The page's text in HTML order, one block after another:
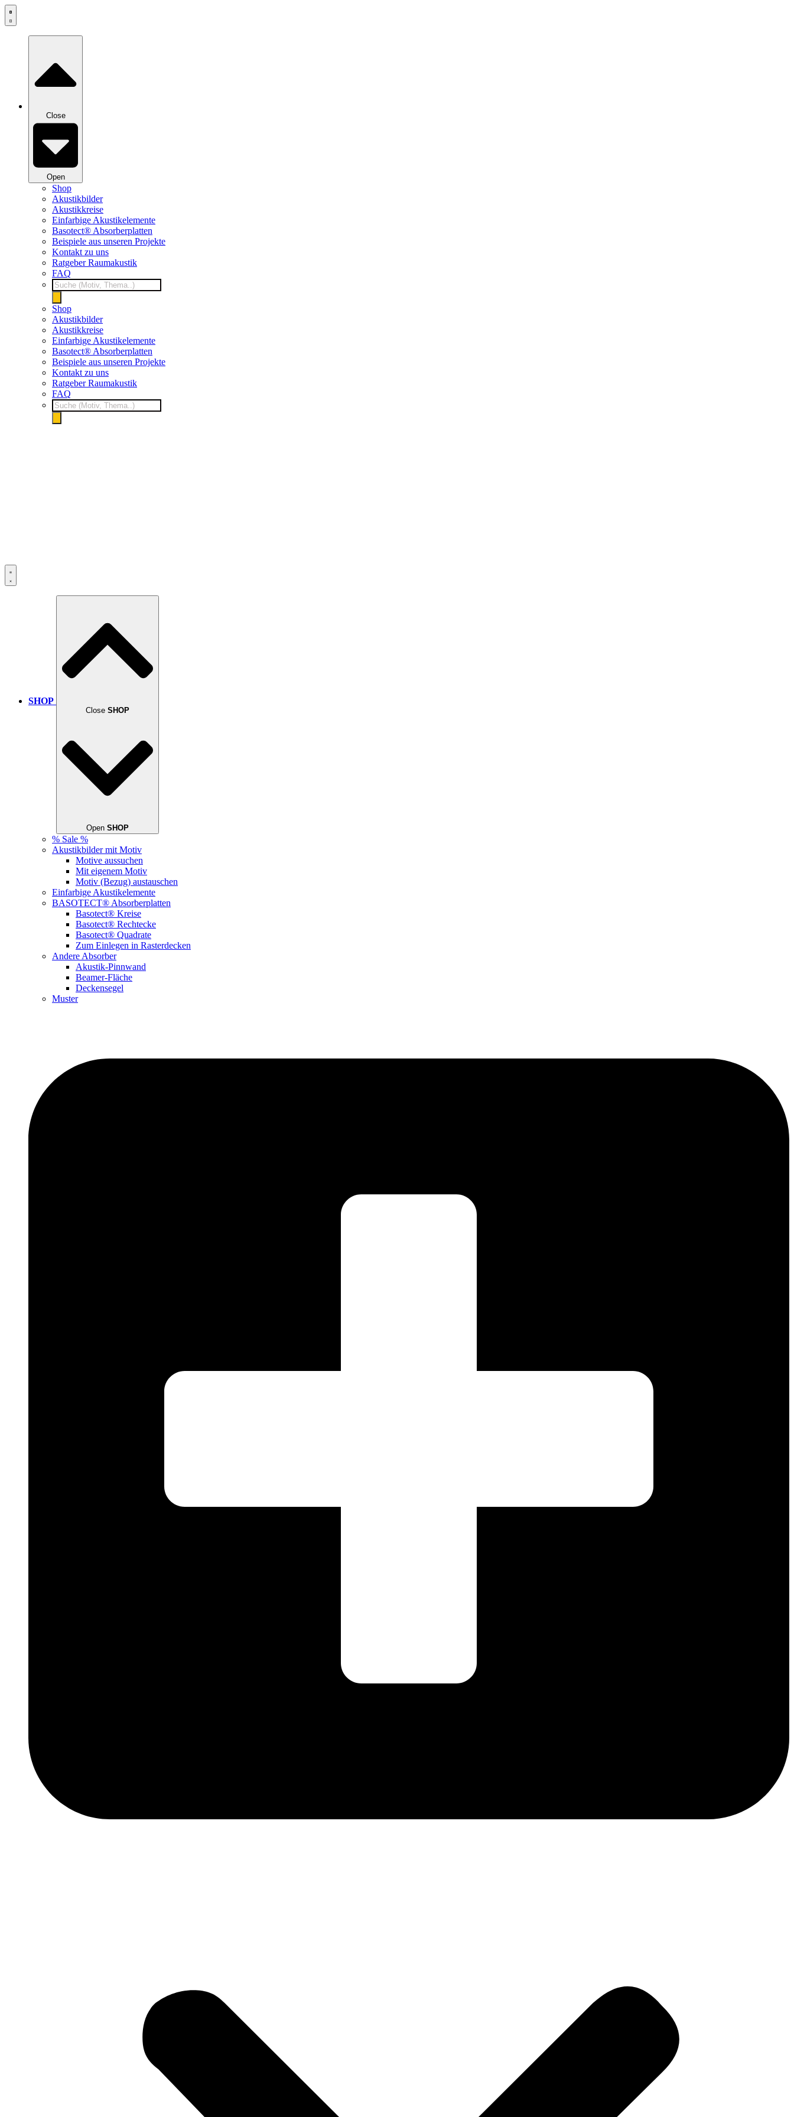
Zum
Inhalt
Close
Open
Shop
Akustikbilder
Akustikkreise
Einfarbige Akustikelemente
Basotect® Absorberplatten
Beispiele aus unseren Projekte
Kontakt zu uns
Ratgeber Raumakustik
FAQ
Products
search
Shop
Akustikbilder
Akustikkreise
Einfarbige Akustikelemente
Basotect® Absorberplatten
Beispiele aus unseren Projekte
Kontakt zu uns
Ratgeber Raumakustik
FAQ
Products
search
SHOP
Close SHOP
Open SHOP
% Sale %
Akustikbilder mit Motiv
Motive aussuchen
Mit eigenem Motiv
Motiv (Bezug) austauschen
Einfarbige Akustikelemente
BASOTECT® Absorberplatten
Basotect® Kreise
Basotect® Rechtecke
Basotect® Quadrate
Zum Einlegen in Rasterdecken
Andere Absorber
Akustik-Pinnwand
Beamer-Fläche
Deckensegel
Muster